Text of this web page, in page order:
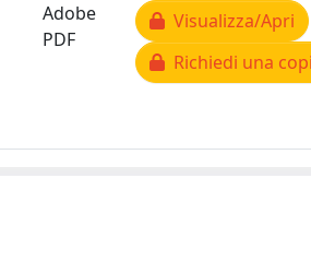
Adobe
PDF
Visualizza/Apri
Richiedi una